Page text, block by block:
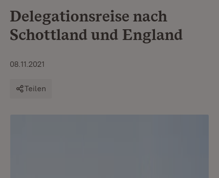
Delegationsreise nach
Schottland und England
08.11.2021
Teilen